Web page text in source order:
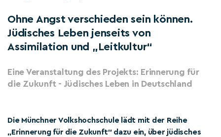
Ohne Angst verschieden sein können.
Jüdisches Leben jenseits von
Assimilation und „Leitkultur“
Eine Veranstaltung des Projekts: Erinnerung für
die Zukunft - Jüdisches Leben in Deutschland
Die Münchner Volkshochschule lädt mit der Reihe
„Erinnerung für die Zukunft“ dazu ein, über jüdisches